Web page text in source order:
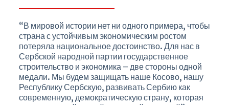
“В мировой истории нет ни одного примера, чтобы
страна с устойчивым экономическим ростом
потеряла национальное достоинство. Для нас в
Сербской народной партии государственное
строительство и экономика – две стороны одной
медали. Мы будем защищать наше Косово, нашу
Республику Сербскую, развивать Сербию как
современную, демократическую страну, которая